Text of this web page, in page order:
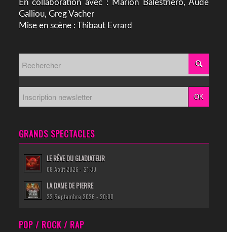
En collaboration avec : Marion Balestriero, Aude
Galliou, Greg Vacher
Mise en scène : Thibaut Evrard
GRANDS SPECTACLES
LE RÊVE DU GLADIATEUR
08 Août 2026 - 21:30
LA DAME DE PIERRE
22 Septembre 2026 - 20:00
POP / ROCK / RAP